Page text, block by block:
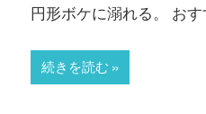
円形ボケに溺れる。 お
続きを読む